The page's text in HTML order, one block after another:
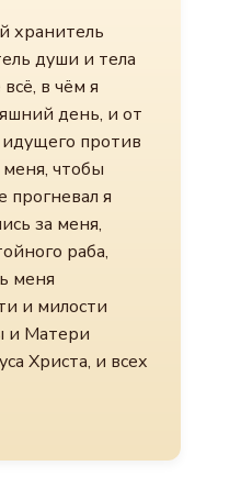
хранитель
души и тела
в чём я
день, и от
идущего против
чтобы
прогневал я
за меня,
раба,
меня
и милости
и Матери
Христа, и всех